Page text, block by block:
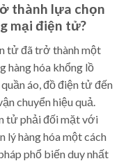
thành lựa chọn
mại điện tử?
tử đã trở thành một
hàng hóa khổng lồ
áo, đồ điện tử đến
chuyển hiệu quả.
tử phải đối mặt với
lý hàng hóa một cách
phổ biến duy nhất